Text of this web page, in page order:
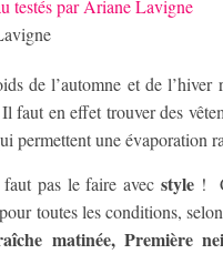
de l’automne et de l’hiver
faut en effet trouver des
permettent une évaporation
pas le faire avec style!
toutes les conditions,
matinée, Première